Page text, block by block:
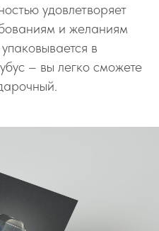
удовлетворяет
и желаниям
в
– вы легко сможете